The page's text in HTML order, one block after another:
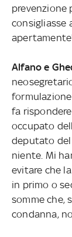
prevenzione
consigliasse
Alfano e
fa
occupato
deputato del
niente. Mi
evitare che
in primo o
somme che,
condanna,